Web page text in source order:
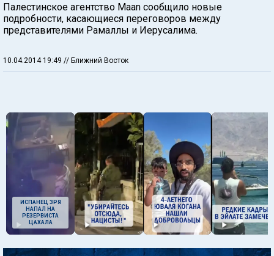
Палестинское агентство Maan сообщило новые
подробности, касающиеся переговоров между
представителями Рамаллы и Иерусалима.
10.04.2014 19:49 // Ближний Восток
ИСПАНЕЦ ЗРЯ
НАПАЛ НА
РЕЗЕРВИСТА
ЦАХАЛА